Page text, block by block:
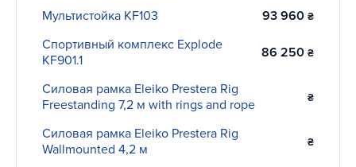
не только максимальным качеством, но и максимальной
надежностью.
Наши преимущества
компания "Интератлетика" уверенно сохраняет
лидирующие позиции в отношении производства и
Мультистойка KF103 93 960 ₴
Спортивный комплекс Explode
KF901.1
86 250 ₴
Силовая рамка Eleiko Prestera Rig
Freestanding 7,2 м with rings and rope
₴
Силовая рамка Eleiko Prestera Rig
Wallmounted 4,2 м
₴